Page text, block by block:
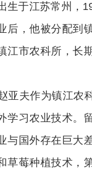
生于江苏常州，
后，他被分配到
江市农科所，长
亚夫作为镇江农
学习农业技术。
与国外存在巨大
草莓种植技术，